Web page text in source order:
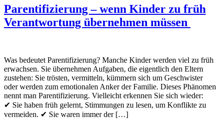
Parentifizierung – wenn Kinder zu früh
Verantwortung übernehmen müssen
Was bedeutet Parentifizierung? Manche Kinder werden viel zu früh
erwachsen. Sie übernehmen Aufgaben, die eigentlich den Eltern
zustehen: Sie trösten, vermitteln, kümmern sich um Geschwister
oder werden zum emotionalen Anker der Familie. Dieses Phänomen
nennt man Parentifizierung. Vielleicht erkennen Sie sich wieder:
✔ Sie haben früh gelernt, Stimmungen zu lesen, um Konflikte zu
vermeiden. ✔ Sie waren immer der […]